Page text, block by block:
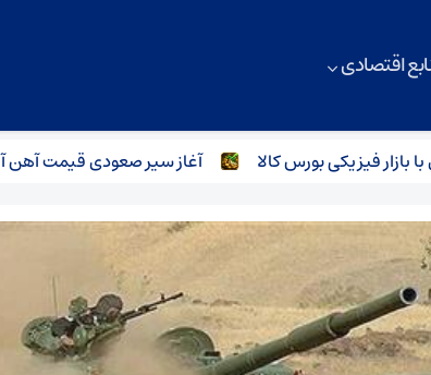
اقتصادی
فیزیکی بورس کالا آغاز سیر صعودی قیمت آهن آلات